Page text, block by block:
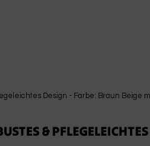
Design - Farbe: Braun Beige
&